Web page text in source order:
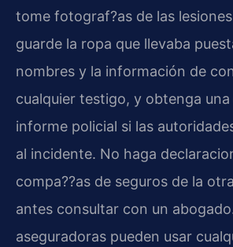
tome fotograf?as de las
guarde la ropa que llevaba
nombres y la información de
cualquier testigo, y obtenga una
informe policial si las
al incidente. No haga
compa??as de seguros de la
antes consultar con un
aseguradoras pueden usar